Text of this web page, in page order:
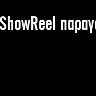
ShowReel